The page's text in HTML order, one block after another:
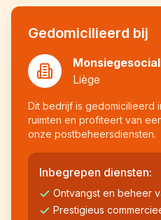
Gedomicilieerd bij
Monsiegesocial
Liège
Dit bedrijf is gedomicilieerd
ruimten en profiteert van
onze postbeheersdiensten.
Inbegrepen diensten:
Ontvangst en beheer
Prestigieus